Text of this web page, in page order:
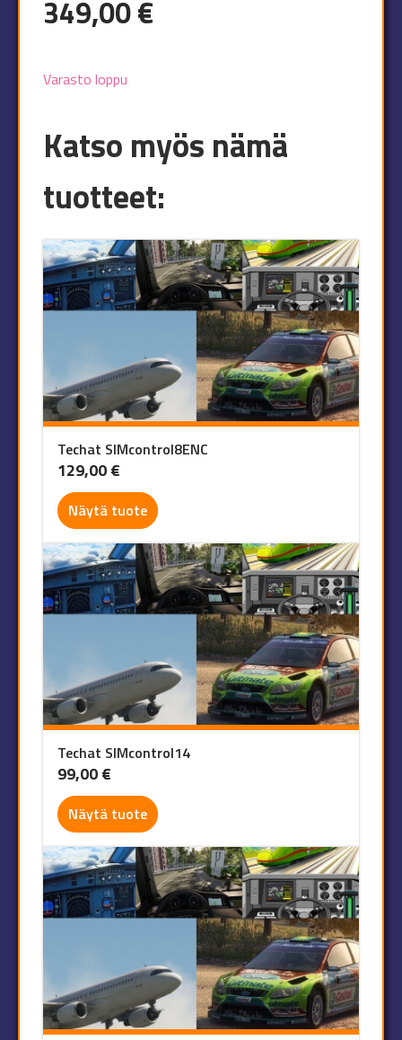
349,00€
Varasto loppu
Katso myös nämä
tuotteet:
Techat SIMcontrol8ENC
129,00€
Näytä tuote
Techat SIMcontrol14
99,00€
Näytä tuote